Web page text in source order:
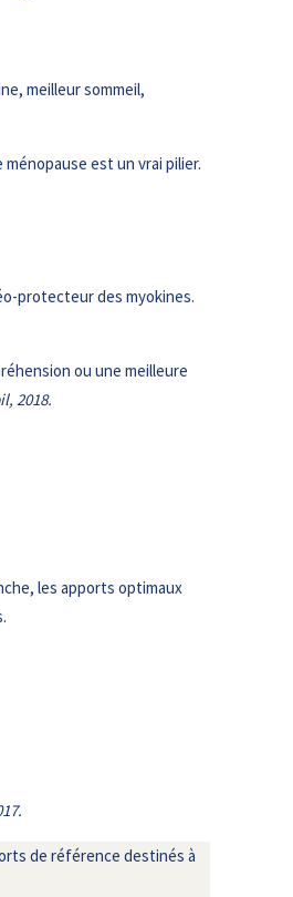
meilleur sommeil,
est un vrai pilier.
protecteur des myokines.
ou une meilleure
2018.
les apports optimaux
de référence destinés à